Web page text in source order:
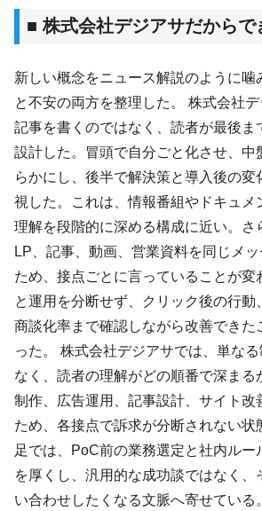
■ 株式会社デジアサだからで
新しい概念をニュース解説のように噛
と不安の両方を整理した。 株式会社
記事を書くのではなく、読者が最後ま
設計した。冒頭で自分ごと化させ、中
らかにし、後半で解決策と導入後の変
視した。これは、情報番組やドキュメ
理解を段階的に深める構成に近い。さ
LP、記事、動画、営業資料を同じメ
ため、接点ごとに言っていることが変
と運用を分断せず、クリック後の行動
商談化率まで確認しながら改善できた
った。 株式会社デジアサでは、単な
なく、読者の理解がどの順番で深まる
制作、広告運用、記事設計、サイト改
ため、各接点で訴求が分断されない状
足では、PoC前の業務選定と社内ルー
を厚くし、汎用的な成功談ではなく、
い合わせしたくなる文脈へ寄せている。